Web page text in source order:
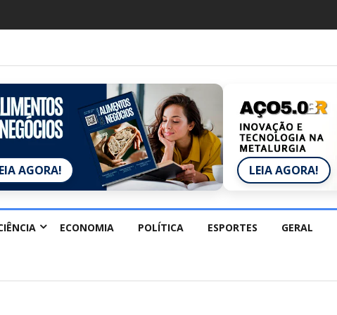
AGORA! LEIA AGORA!
ECONOMIA POLÍTICA ESPORTES GERAL